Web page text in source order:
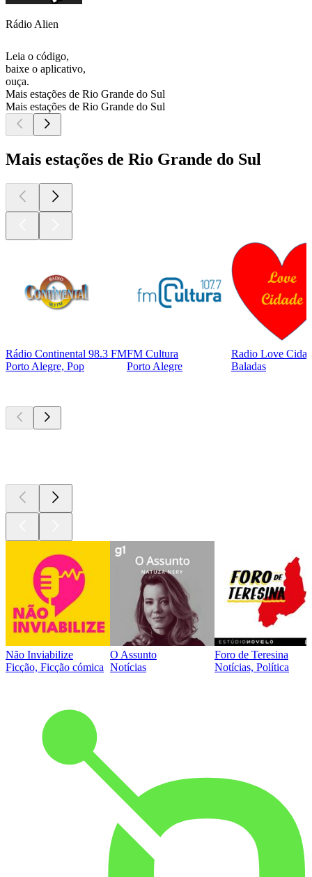
Rádio Alien
Leia o código,
baixe o aplicativo,
ouça.
Mais estações de Rio Grande do Sul
Mais estações de Rio Grande do Sul
Mais estações de Rio Grande do Sul
Rádio Continental 98.3 FM
Porto Alegre, Pop
FM Cultura
Porto Alegre
Radio Love
Baladas
Não Inviabilize
Ficção, Ficção cómica
O Assunto
Notícias
Foro de Teresina
Notícias, Política